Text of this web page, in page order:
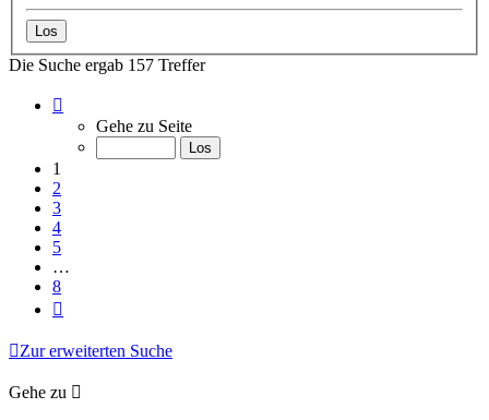
Die Suche ergab 157 Treffer
von
Gehe zu Seite
1
2
3
4
5
…
8
Zur erweiterten Suche
Gehe zu